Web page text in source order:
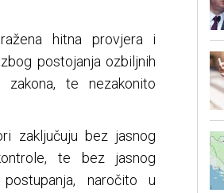
hitna provjera i
postojanja ozbiljnih
te nezakonito
zaključuju bez jasnog
te bez jasnog
naročito u